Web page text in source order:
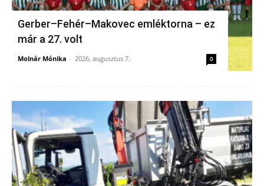
Gerber–Fehér–Makovec emléktorna – ez
már a 27. volt
Molnár Mónika - 2026, augusztus 7. 0